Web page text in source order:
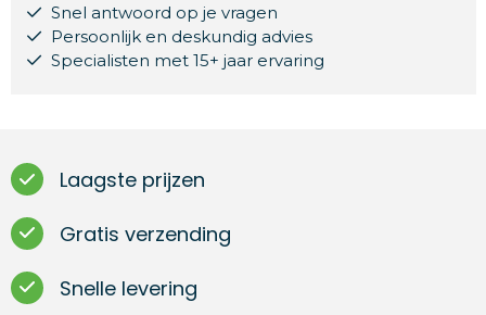
Snel antwoord op je vragen
Persoonlijk en deskundig advies
Specialisten met 15+ jaar ervaring
Laagste prijzen
Gratis verzending
Snelle levering